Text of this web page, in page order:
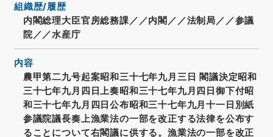
組織歴/履歴
内閣総理大臣官房総務課／／内閣／／法制局／／参議
院／／水産庁
内容
農甲第二九号起案昭和三十七年九月三日 閣議決定昭和
三十七年九月四日上奏昭和三十七年九月四日御下付昭
和三十七年九月四日公布昭和三十七年九月十一日別紙
参議院議長奏上漁業法の一部を改正する法律を公布す
ることについて右閣議に供する。漁業法の一部を改正